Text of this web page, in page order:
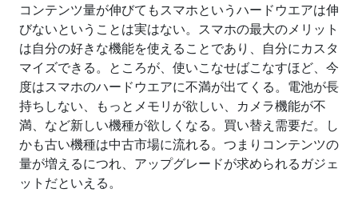
コンテンツ量が伸びてもスマホというハードウエアは伸
びないということは実はない。スマホの最大のメリット
は自分の好きな機能を使えることであり、自分にカスタ
マイズできる。ところが、使いこなせばこなすほど、今
度はスマホのハードウエアに不満が出てくる。電池が長
持ちしない、もっとメモリが欲しい、カメラ機能が不
満、など新しい機種が欲しくなる。買い替え需要だ。し
かも古い機種は中古市場に流れる。つまりコンテンツの
量が増えるにつれ、アップグレードが求められるガジェ
ットだといえる。